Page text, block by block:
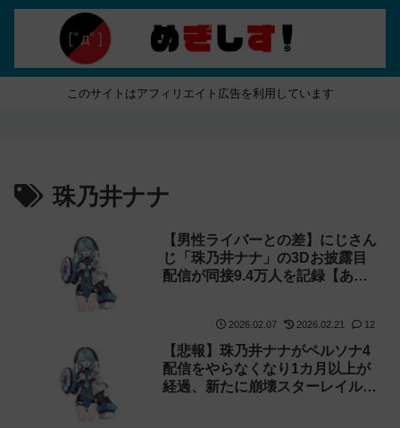
このサイトはアフィリエイト広告を利用しています
珠乃井ナナ
【男性ライバーとの差】にじさん
じ「珠乃井ナナ」の3Dお披露目
配信が同接9.4万人を記録【あや
2026.02.07 2026.02.21 12
【悲報】珠乃井ナナがペルソナ4
配信をやらなくなり1カ月以上が
経過、新たに崩壊スターレイルを